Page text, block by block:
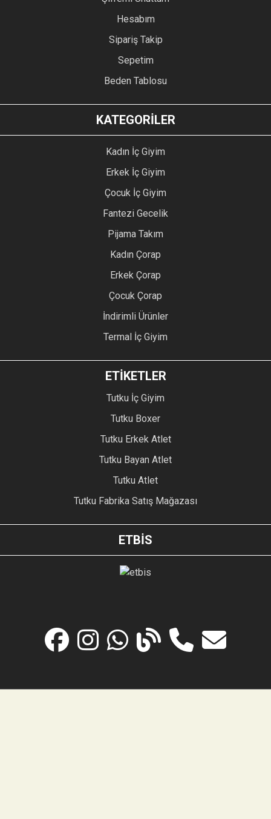
Hesabım
Sipariş Takip
Sepetim
Beden Tablosu
KATEGORİLER
Kadın İç Giyim
Erkek İç Giyim
Çocuk İç Giyim
Fantezi Gecelik
Pijama Takım
Kadın Çorap
Erkek Çorap
Çocuk Çorap
İndirimli Ürünler
Termal İç Giyim
ETİKETLER
Tutku İç Giyim
Tutku Boxer
Tutku Erkek Atlet
Tutku Bayan Atlet
Tutku Atlet
Tutku Fabrika Satış Mağazası
ETBİS